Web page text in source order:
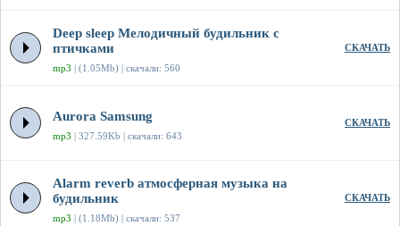
Deep sleep Мелодичный будильник с
птичками
mp3 | (1.05Mb) | скачали: 560
СКАЧАТЬ
Aurora Samsung
mp3 | 327.59Kb | скачали: 643
СКАЧАТЬ
Alarm reverb атмосферная музыка на
будильник
mp3 | (1.18Mb) | скачали: 537
СКАЧАТЬ